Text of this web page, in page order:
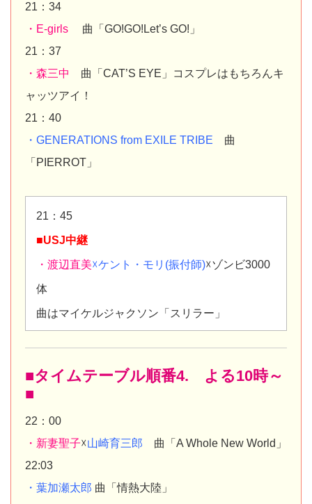
21：34
・E-girls
曲「GO!GO!Let’s GO!」
21：37
・森三中
曲「CAT’S EYE」コスプレはもちろんキ
ャッツアイ！
21：40
・GENERATIONS from EXILE TRIBE 曲
「PIERROT」
21：45
■USJ中継
・渡辺直美☓ケント・モリ(振付師)☓ゾンビ3000
体
曲はマイケルジャクソン「スリラー」
■タイムテーブル順番4. よる10時～
■
22：00
・新妻聖子☓山崎育三郎 曲「A Whole New World」
22:03
・葉加瀬太郎 曲「情熱大陸」